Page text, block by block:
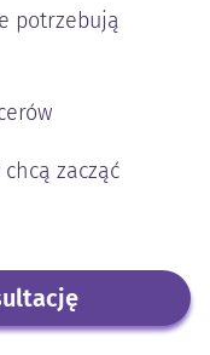
potrzebują
zacząć